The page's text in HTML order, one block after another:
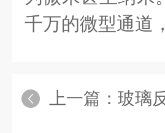
千万的微型通道
上一篇： 玻璃